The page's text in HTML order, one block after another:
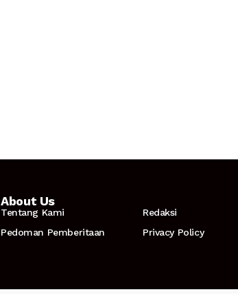
About Us
Tentang Kami
Redaksi
Pedoman Pemberitaan
Privacy Policy